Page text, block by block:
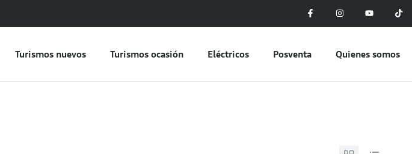
Turismos nuevos Turismos ocasión Eléctricos Posventa Quienes somos